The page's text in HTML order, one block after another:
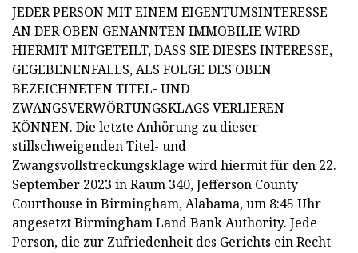
JEDER PERSON MIT EINEM EIGENTUMSINTERESSE
AN DER OBEN GENANNTEN IMMOBILIE WIRD
HIERMIT MITGETEILT, DASS SIE DIESES INTERESSE,
GEGEBENENFALLS, ALS FOLGE DES OBEN
BEZEICHNETEN TITEL- UND
ZWANGSVERWÖRTUNGSKLAGS VERLIEREN
KÖNNEN. Die letzte Anhörung zu dieser
stillschweigenden Titel- und
Zwangsvollstreckungsklage wird hiermit für den 22.
September 2023 in Raum 340, Jefferson County
Courthouse in Birmingham, Alabama, um 8:45 Uhr
angesetzt Birmingham Land Bank Authority. Jede
Person, die zur Zufriedenheit des Gerichts ein Recht